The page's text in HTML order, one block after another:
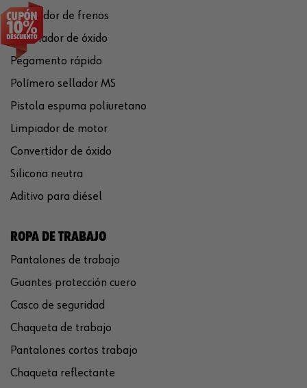
Limpiador de frenos
Eliminador de óxido
Pegamento rápido
Polímero sellador MS
Pistola espuma poliuretano
Limpiador de motor
Convertidor de óxido
Silicona neutra
Aditivo para diésel
ROPA DE TRABAJO
Pantalones de trabajo
Guantes protección cuero
Casco de seguridad
Chaqueta de trabajo
Pantalones cortos trabajo
Chaqueta reflectante